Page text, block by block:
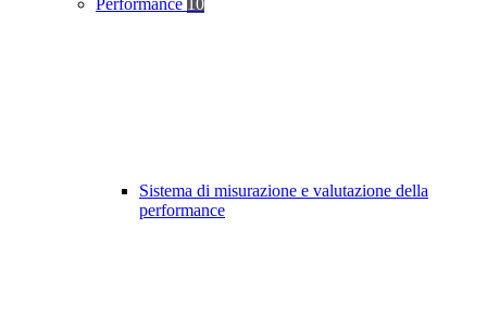
Performance 10
Sistema di misurazione e valutazione della
performance